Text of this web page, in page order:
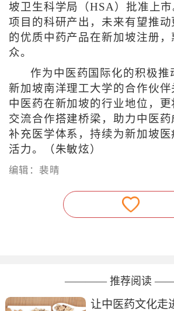
坡卫生科学局（HSA）批准上
项目的科研产出，未来有望推
的优质中药产品在新加坡注册，
众。
作为中医药国际化的积极推
新加坡南洋理工大学的合作伙
中医药在新加坡的行业地位，
交流合作搭建桥梁，助力中医
补充医学体系，持续为新加坡
活力。（朱敏炫）
编辑：裴晴
———— 推荐阅读
让中医药文化走